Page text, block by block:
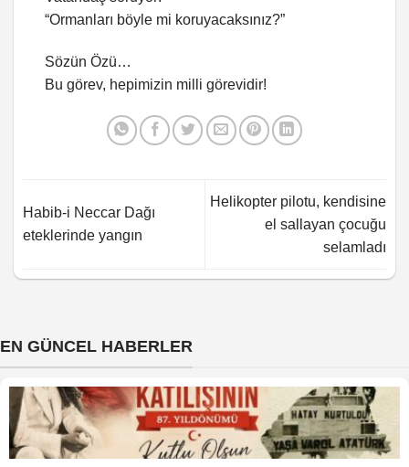
“Ormanları böyle mi koruyacaksınız?”
Sözün Özü…
Bu görev, hepimizin milli görevidir!
Habib-i Neccar Dağı
eteklerinde yangın
Helikopter pilotu, kendisine
el sallayan çocuğu
selamladı
EN GÜNCEL HABERLER